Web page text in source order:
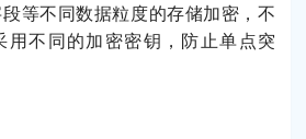
等不同数据粒度的存储加密，不
用不同的加密密钥，防止单点突